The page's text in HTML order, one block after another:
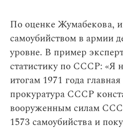
По оценке Жумабекова,
самоубийством в армии
уровне. В пример
статистику по СССР: «Я
итогам 1971 года
прокуратура СССР
вооруженным силам
1573 самоубийства и